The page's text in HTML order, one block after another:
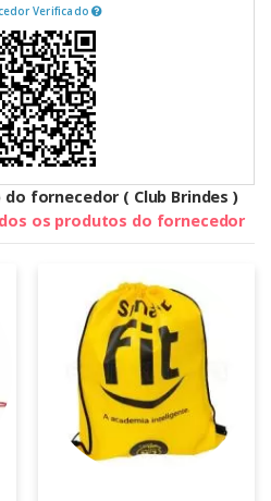
Verificado
fornecedor ( Club Brindes )
os produtos do fornecedor